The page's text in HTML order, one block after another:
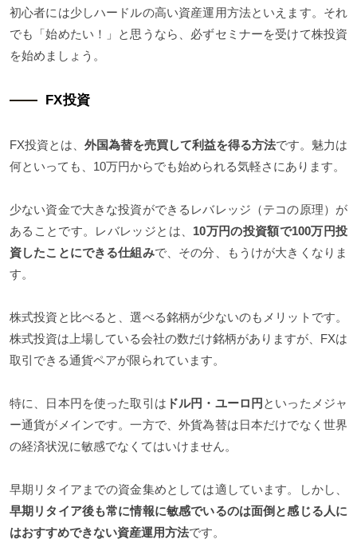
初心者には少しハードルの高い資産運用方法といえます。それ
でも「始めたい！」と思うなら、必ずセミナーを受けて株投資
を始めましょう。
FX投資
FX投資とは、 外国為替を売買して利益を得る方法です。魅力は
何といっても、10万円からでも始められる気軽さにあります。
少ない資金で大きな投資ができるレバレッジ（テコの原理）が
あることです。レバレッジとは、 10万円の投資額で100万円投
資したことにできる仕組みで、その分、もうけが大きくなりま
す。
株式投資と比べると、選べる銘柄が少ないのもメリットです。
株式投資は上場している会社の数だけ銘柄がありますが、FXは
取引できる通貨ペアが限られています。
特に、日本円を使った取引は ドル円・ユーロ円 といったメジャ
ー通貨がメインです。一方で、外貨為替は日本だけでなく世界
の経済状況に敏感でなくてはいけません。
早期リタイアまでの資金集めとしては適しています。しかし、
早期リタイア後も常に情報に敏感でいるのは面倒と感じる人に
はおすすめできない資産運用方法です。